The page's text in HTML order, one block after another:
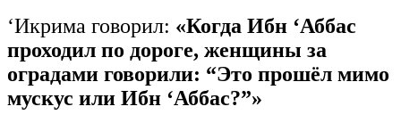
‘Икрима говорил: «Когда Ибн ‘Аббас
проходил по дороге, женщины за
оградами говорили: “Это прошёл мимо
мускус или Ибн ‘Аббас?”»